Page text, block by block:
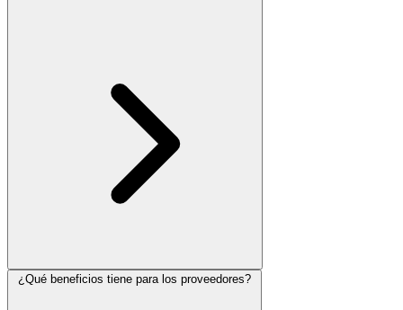
¿Qué beneficios tiene para los proveedores?